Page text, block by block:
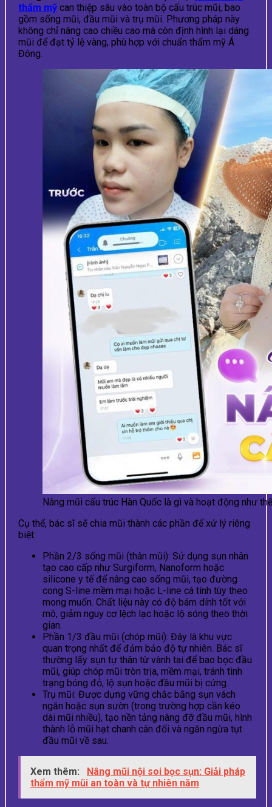
thẩm mỹ can thiệp sâu vào toàn bộ cấu trúc mũi, bao
gồm sống mũi, đầu mũi và trụ mũi. Phương pháp này
không chỉ nâng cao chiều cao mà còn định hình lại dáng
mũi để đạt tỷ lệ vàng, phù hợp với chuẩn thẩm mỹ Á
Đông.
Nâng mũi cấu trúc Hàn Quốc là gì và hoạt động như
Cụ thể, bác sĩ sẽ chia mũi thành các phần để xử lý riêng
biệt:
Phần 2/3 sống mũi (thân mũi): Sử dụng sụn nhân
tạo cao cấp như Surgiform, Nanoform hoặc
silicone y tế để nâng cao sống mũi, tạo đường
cong S-line mềm mại hoặc L-line cá tính tùy theo
mong muốn. Chất liệu này có độ bám dính tốt với
mô, giảm nguy cơ lệch lạc hoặc lộ sóng theo thời
gian.
Phần 1/3 đầu mũi (chóp mũi): Đây là khu vực
quan trọng nhất để đảm bảo độ tự nhiên. Bác sĩ
thường lấy sụn tự thân từ vành tai để bao bọc đầu
mũi, giúp chóp mũi tròn trịa, mềm mại, tránh tình
trạng bóng đỏ, lộ sụn hoặc đầu mũi bị cứng.
Trụ mũi: Được dựng vững chắc bằng sụn vách
ngăn hoặc sụn sườn (trong trường hợp cần kéo
dài mũi nhiều), tạo nền tảng nâng đỡ đầu mũi, hình
thành lỗ mũi hạt chanh cân đối và ngăn ngừa tụt
đầu mũi về sau.
Xem thêm:
Nâng mũi nội soi bọc sụn: Giải pháp
thẩm mỹ mũi an toàn và tự nhiên năm